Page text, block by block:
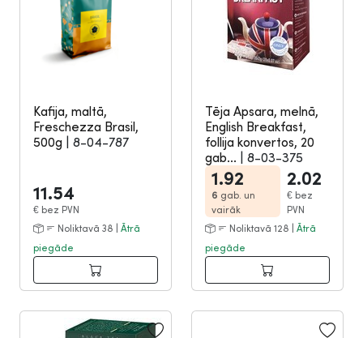
Kafija, maltā,
Freschezza Brasil,
500g
8-04-787
11.54
€ bez PVN
Noliktavā 38 | Ātrā
piegāde
Tēja Apsara, melnā,
English Breakfast,
follija konvertos, 20
gab...
8-03-375
1.92
6 gab. un
vairāk
2.02
€ bez
PVN
Noliktavā 128 | Ātrā
piegāde